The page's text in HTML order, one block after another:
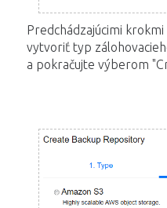
Predchádzajúcimi
vytvoriť typ
a pokračujte výberom